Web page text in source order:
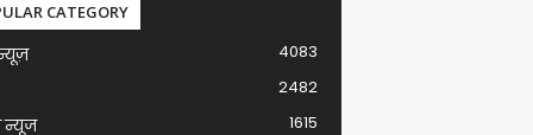
CATEGORY
4083
2482
न्यूज
1615